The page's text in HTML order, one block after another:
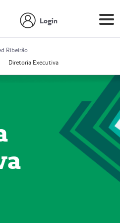
Login
Ribeirão
Diretoria Executiva